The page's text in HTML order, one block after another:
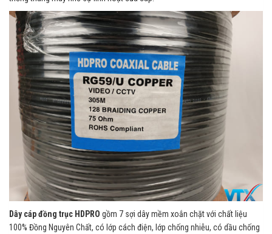
Dây cáp đồng trục HDPRO gồm 7 sợi dây mềm xoắn chặt với chất liệu
100% Đồng Nguyên Chất, có lớp cách điện, lớp chống nhiễu, có dầu chống